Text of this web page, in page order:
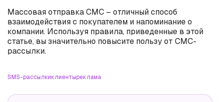
Массовая отправка СМС – отличный способ
взаимодействия с покупателем и напоминание о
компании. Используя правила, приведенные в этой
статье, вы значительно повысите пользу от СМС-
рассылки.
SMS-рассылкиклиентыреклама